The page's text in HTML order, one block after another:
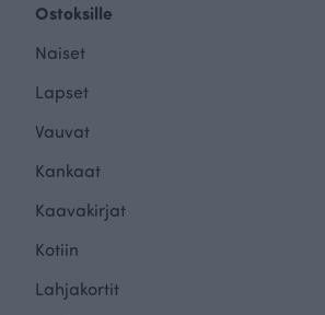
Ostoksille
Naiset
Lapset
Vauvat
Kankaat
Kaavakirjat
Kotiin
Lahjakortit